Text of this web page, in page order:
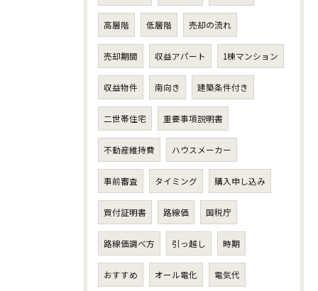
高層階 低層階 売却の流れ
売却期間 収益アパート 1棟マンション
収益物件 南向き 建築条件付き
二世帯住宅 重要事項説明書
不動産維持費 ハウスメーカー
事前審査 タイミング 購入申し込み
買付証明書 路線価 国税庁
路線価調べ方 引っ越し 時期
おすすめ オール電化 電気代